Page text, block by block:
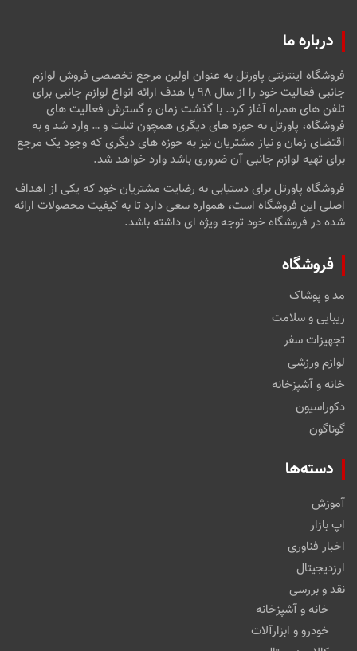
درباره ما
فروشگاه اینترنتی پاورتل به عنوان اولین مرجع تخصصی فروش لوازم
جانبی فعالیت خود را از سال ۹۸ با هدف ارائه انواع لوازم جانبی برای
تلفن های همراه آغاز کرد. با گذشت زمان و گسترش فعالیت های
فروشگاه، پاورتل به حوزه های دیگری همچون تبلت و … وارد شد و به
اقتضای زمان و نیاز مشتریان نیز به حوزه های دیگری که وجود یک مرجع
برای تهیه لوازم جانبی آن ضروری باشد وارد خواهد شد.
فروشگاه پاورتل برای دستیابی به رضایت مشتریان خود که یکی از اهداف
اصلی این فروشگاه است، همواره سعی دارد تا به کیفیت محصولات ارائه
شده در فروشگاه خود توجه ویژه ای داشته باشد.
فروشگاه
مد و پوشاک
زیبایی و سلامت
تجهیزات سفر
لوازم ورزشی
خانه و آشپزخانه
دکوراسیون
گوناگون
دسته‌ها
آموزش
اپ بازار
اخبار فناوری
ارزدیجیتال
نقد و بررسی
خانه و آشپزخانه
خودرو و ابزارآلات